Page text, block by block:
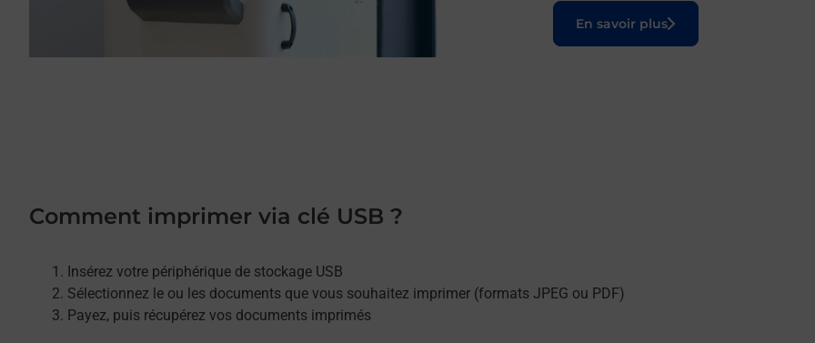
En savoir plus
Le lien s'ouvre dans un nouvel onglet
Comment imprimer via clé USB ?
Insérez votre périphérique de stockage USB
Sélectionnez le ou les documents que vous souhaitez imprimer (formats JPEG ou PDF)
Payez, puis récupérez vos documents imprimés